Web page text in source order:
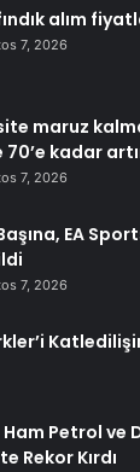
alım
7, 2026
maruz
70’e kadar
7, 2026
EA
7, 2026
Ham Petrol
Rekor Kırdı